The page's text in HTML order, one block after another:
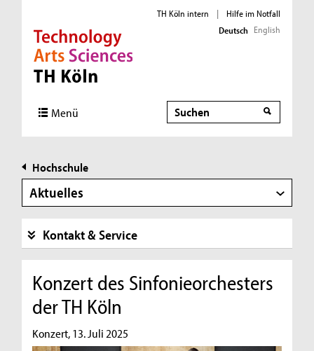
Direkt zur Hauptnavigation
Direkt zur Subnavigation
Direkt zum Inhalt
Direkt zum Fußbereich
TH Köln intern |
Hilfe im Notfall
Deutsch English
Menü Suche
Hochschule
Aktuelles
Kontakt & Service
Konzert des Sinfonieorchesters
der TH Köln
Konzert, 13. Juli 2025